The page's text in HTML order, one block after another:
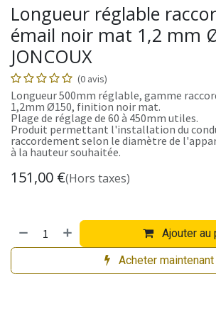
Longueur réglable
émail noir mat 1,2 mm
JONCOUX
(0 avis)
Longueur 500mm réglable, gamme
1,2mm Ø150, finition noir mat.
Plage de réglage de 60 à 450mm utiles.
Produit permettant l'installation du
raccordement selon le diamètre de
à la hauteur souhaitée.
151,00 €(Hors taxes)
Ajouter au
Acheter maintenant